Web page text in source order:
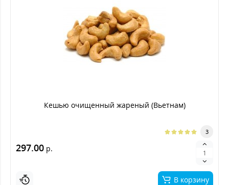
Кешью очищенный жареный (Вьетнам)
3
297.00 р.
В корзину